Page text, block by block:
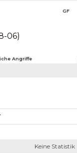
GF
06)
Angriffe
Keine Statistik